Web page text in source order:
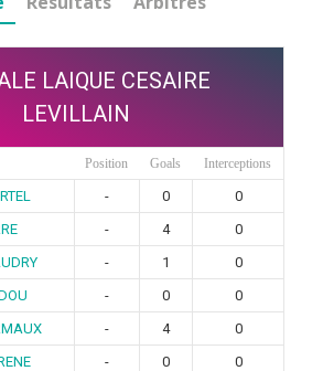
LAIQUE CESAIRE
LEVILLAIN
Position Goals Interceptions
- 0
0
- 4
0
- 1
0
- 0
0
- 4
0
- 0
0